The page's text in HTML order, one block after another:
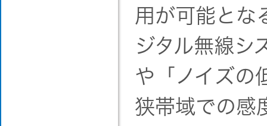
用が可能とな
ジタル無線シ
や「ノイズの
狭帯域での感